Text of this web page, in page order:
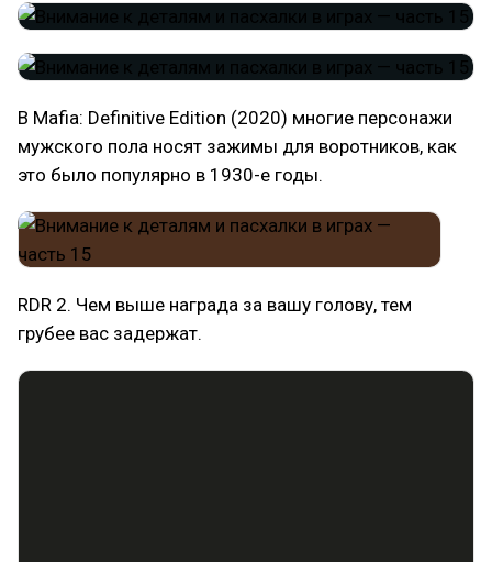
В Mafia: Definitive Edition (2020) многие персонажи
мужского пола носят зажимы для воротников, как
это было популярно в 1930-е годы.
RDR 2. Чем выше награда за вашу голову, тем
грубее вас задержат.